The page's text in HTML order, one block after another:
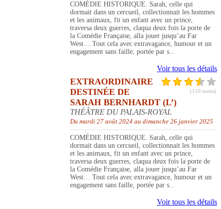
COMÉDIE HISTORIQUE. Sarah, celle qui
dormait dans un cercueil, collectionnait les hommes
et les animaux, fit un enfant avec un prince,
traversa deux guerres, claqua deux fois la porte de
la Comédie Française, alla jouer jusqu’au Far
West… Tout cela avec extravagance, humour et un
engagement sans faille, portée par s...
Voir tous les détails
(110 notes)
EXTRAORDINAIRE
DESTINÉE DE
SARAH BERNHARDT (L’)
THÉÂTRE DU PALAIS-ROYAL
Du mardi 27 août 2024 au dimanche 26 janvier 2025
COMÉDIE HISTORIQUE. Sarah, celle qui
dormait dans un cercueil, collectionnait les hommes
et les animaux, fit un enfant avec un prince,
traversa deux guerres, claqua deux fois la porte de
la Comédie Française, alla jouer jusqu’au Far
West… Tout cela avec extravagance, humour et un
engagement sans faille, portée par s...
Voir tous les détails